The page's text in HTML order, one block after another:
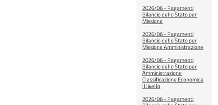
2026/06 - Pagamenti
Bilancio dello Stato per
Missione
2026/06 - Pagamenti
Bilancio dello Stato per
Missione Amministrazione
2026/06 - Pagamenti
Bilancio dello Stato per
Amministrazione
Classificazione Economica
II livello
2026/06 - Pagamenti